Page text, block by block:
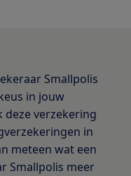
Smallpolis
in jouw
deze verzekering
in
meteen wat een
Smallpolis meer